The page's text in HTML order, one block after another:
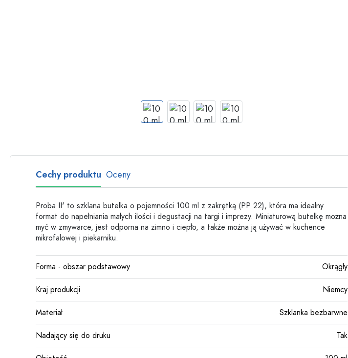
Butelki szklane
Butelki plastikowe
Cechy produktu Oceny
Proba II' to szklana butelka o pojemności 100 ml z zakrętką (PP 22), która ma idealny
format do napełniania małych ilości i degustacji na targi i imprezy. Miniaturową butelkę można
myć w zmywarce, jest odporna na zimno i ciepło, a także można ją używać w kuchence
mikrofalowej i piekarniku.
Forma - obszar podstawowy Okrągły
Kraj produkcji Niemcy
Materiał Szklanka bezbarwne
Nadający się do druku Tak